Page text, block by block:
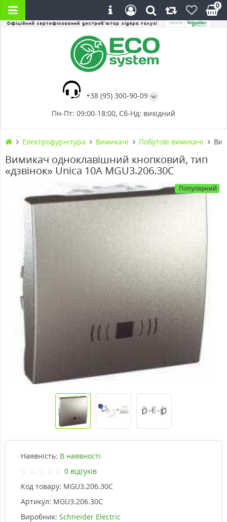
+38 (95) 300-90-09
Пн-Пт: 09:00-18:00, Сб-Нд: вихідний
0
Електрофурнітура Вимикачі Побутові вимикачі
Вимикач одноклавішний кнопковий, тип
«дзвінок» Unica 10А MGU3.206.30C
Популярний
Наявність: В наявності
0 відгуків
Код товару: MGU3.206.30C
Артикул: MGU3.206.30C
Виробник: Schneider Electric